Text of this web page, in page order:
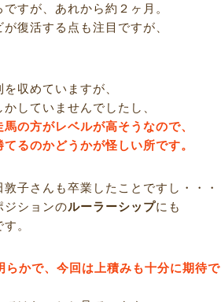
すが、あれから約２ヶ月。
復活する点も注目ですが、
収めていますが、
していませんでしたし、
の方がレベルが高そうなので、
るのかどうかが怪しい所です。
子さんも卒業したことですし・・・
ジションのルーラーシップにも
。
かで、今回は上積みも十分に期待